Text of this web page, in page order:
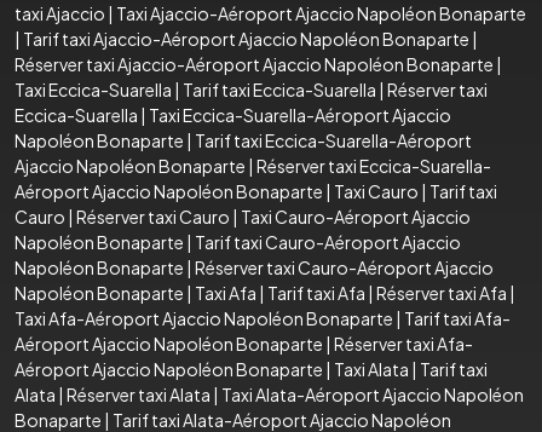
taxi Ajaccio | Taxi Ajaccio-Aéroport Ajaccio Napoléon Bonaparte
| Tarif taxi Ajaccio-Aéroport Ajaccio Napoléon Bonaparte |
Réserver taxi Ajaccio-Aéroport Ajaccio Napoléon Bonaparte |
Taxi Eccica-Suarella | Tarif taxi Eccica-Suarella | Réserver taxi
Eccica-Suarella | Taxi Eccica-Suarella-Aéroport Ajaccio
Napoléon Bonaparte | Tarif taxi Eccica-Suarella-Aéroport
Ajaccio Napoléon Bonaparte | Réserver taxi Eccica-Suarella-
Aéroport Ajaccio Napoléon Bonaparte | Taxi Cauro | Tarif taxi
Cauro | Réserver taxi Cauro | Taxi Cauro-Aéroport Ajaccio
Napoléon Bonaparte | Tarif taxi Cauro-Aéroport Ajaccio
Napoléon Bonaparte | Réserver taxi Cauro-Aéroport Ajaccio
Napoléon Bonaparte | Taxi Afa | Tarif taxi Afa | Réserver taxi Afa |
Taxi Afa-Aéroport Ajaccio Napoléon Bonaparte | Tarif taxi Afa-
Aéroport Ajaccio Napoléon Bonaparte | Réserver taxi Afa-
Aéroport Ajaccio Napoléon Bonaparte | Taxi Alata | Tarif taxi
Alata | Réserver taxi Alata | Taxi Alata-Aéroport Ajaccio Napoléon
Bonaparte | Tarif taxi Alata-Aéroport Ajaccio Napoléon